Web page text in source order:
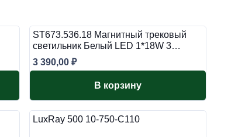
ST673.536.18 Магнитный трековый
светильник Белый LED 1*18W 3…
3 390,00 ₽
В корзину
LuxRay 500 10-750-C110